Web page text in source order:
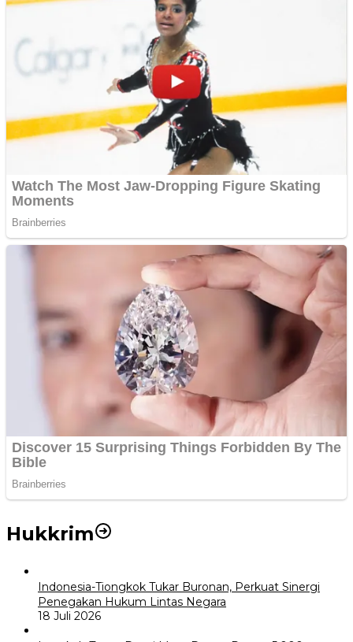
Hukkrim
Indonesia-Tiongkok Tukar Buronan, Perkuat Sinergi
Penegakan Hukum Lintas Negara
18 Juli 2026